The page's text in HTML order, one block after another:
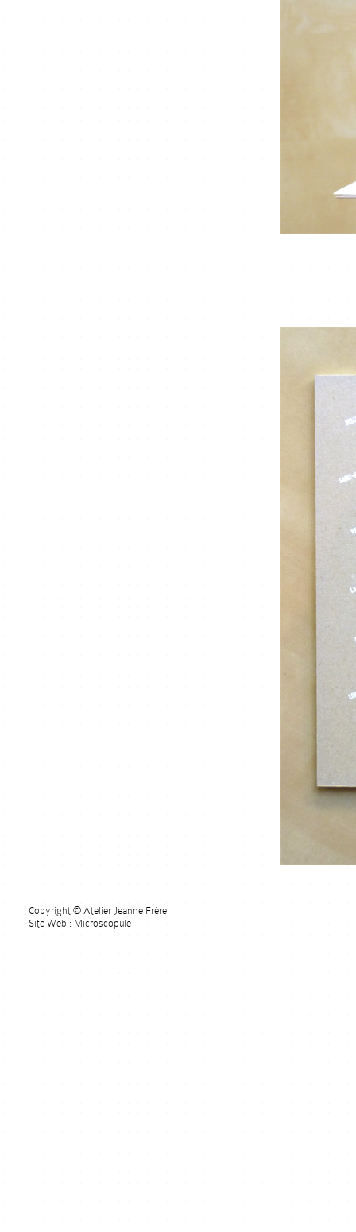
Copyright © Atelier Jeanne Frère
Site Web : Microscopule